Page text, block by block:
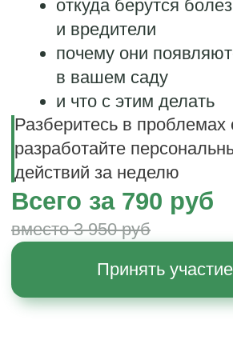
Разберитесь в проблемах сада и
разработайте персональный план
действий за неделю
Всего за 790 руб
вместо 3 950 руб
Принять участие